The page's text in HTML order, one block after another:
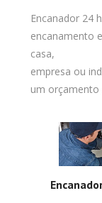
Encanador 24
encanamento
casa,
empresa ou
um orçamento